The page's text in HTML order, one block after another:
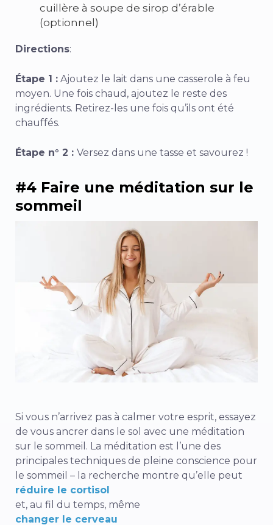
cuillère à soupe de sirop d’érable
(optionnel)
Directions:
Étape 1 : Ajoutez le lait dans une casserole à feu
moyen. Une fois chaud, ajoutez le reste des
ingrédients. Retirez-les une fois qu’ils ont été
chauffés.
Étape n° 2 : Versez dans une tasse et savourez !
#4 Faire une méditation sur le
sommeil
Si vous n’arrivez pas à calmer votre esprit, essayez
de vous ancrer dans le sol avec une méditation
sur le sommeil. La méditation est l’une des
principales techniques de pleine conscience pour
le sommeil – la recherche montre qu’elle peut
réduire le cortisol
et, au fil du temps, même
changer le cerveau